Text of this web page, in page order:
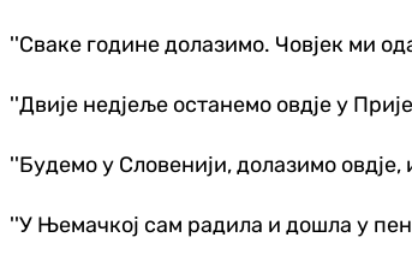
''Сваке године долазимо. Човјек ми
''Двије недјеље останемо овдје у
''Будемо у Словенији, долазимо овдје,
''У Њемачкој сам радила и дошла у